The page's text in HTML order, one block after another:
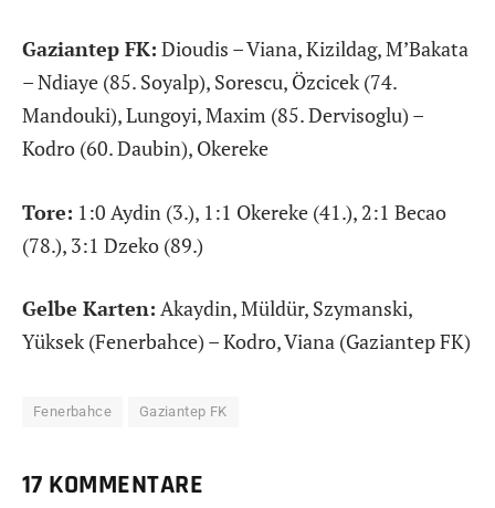
Gaziantep FK: Dioudis – Viana, Kizildag, M’Bakata
– Ndiaye (85. Soyalp), Sorescu, Özcicek (74.
Mandouki), Lungoyi, Maxim (85. Dervisoglu) –
Kodro (60. Daubin), Okereke
Tore: 1:0 Aydin (3.), 1:1 Okereke (41.), 2:1 Becao
(78.), 3:1 Dzeko (89.)
Gelbe Karten: Akaydin, Müldür, Szymanski,
Yüksek (Fenerbahce) – Kodro, Viana (Gaziantep FK)
Fenerbahce Gaziantep FK
17 KOMMENTARE